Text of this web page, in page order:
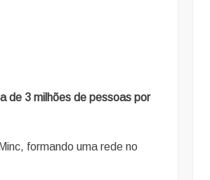
de 3 milhões de pessoas por
formando uma rede no